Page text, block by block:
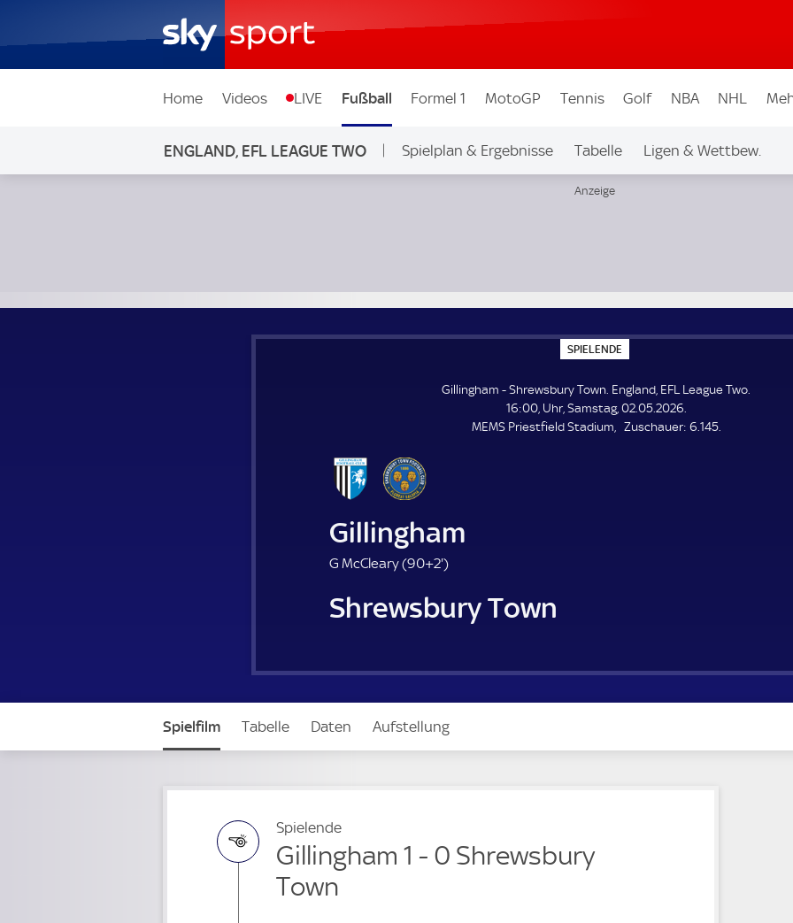
Home Videos LIVE Fußball Formel 1 MotoGP Tennis Golf NBA NHL
ENGLAND, EFL LEAGUE TWO Spielplan & Ergebnisse Tabelle Ligen & Wettbew.
SPIELENDE
P
E
L
E
N
Gillingham - Shrewsbury Town. England, EFL League Two.
16:00, Uhr, Samstag, 02.05.2026.
MEMS Priestfield Stadium
Zuschauer: Z
6.145.
Gillingham
G McCleary (90+2'9
.
m
u
)
Shrewsbury Town
Spielfilm Tabelle Daten Aufstellung
Spielende
Gillingham 1 - 0 Shrewsbury
Town